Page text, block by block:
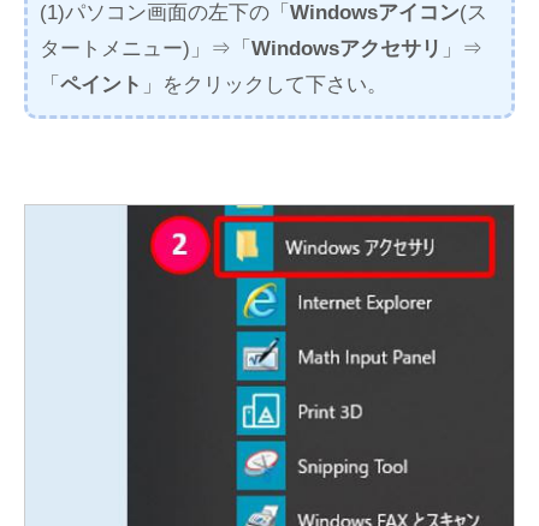
(1)パソコン画面の左下の「 Windowsアイコン(ス
タートメニュー)」⇒「 Windowsアクセサリ 」⇒
「 ペイント 」をクリックして下さい。